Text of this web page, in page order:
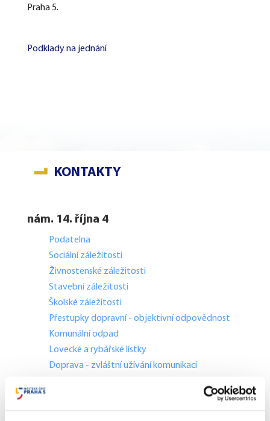
Praha 5.
Podklady na jednání
KONTAKTY
nám. 14. října 4
Podatelna
Sociální záležitosti
Živnostenské záležitosti
Stavební záležitosti
Školské záležitosti
Přestupky dopravní - objektivní odpovědnost
Komunální odpad
Lovecké a rybářské lístky
Doprava - zvláštní užívání komunikací